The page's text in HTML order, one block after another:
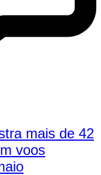
mais de 42
voos